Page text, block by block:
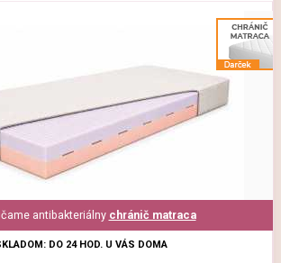
antibakteriálny chránič matraca
DO 24 HOD. U VÁS DOMA